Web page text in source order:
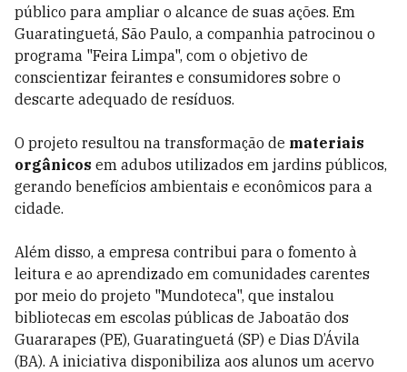
público para ampliar o alcance de suas ações. Em
Guaratinguetá, São Paulo, a companhia patrocinou o
programa "Feira Limpa", com o objetivo de
conscientizar feirantes e consumidores sobre o
descarte adequado de resíduos.
O projeto resultou na transformação de materiais
orgânicos em adubos utilizados em jardins públicos,
gerando benefícios ambientais e econômicos para a
cidade.
Além disso, a empresa contribui para o fomento à
leitura e ao aprendizado em comunidades carentes
por meio do projeto "Mundoteca", que instalou
bibliotecas em escolas públicas de Jaboatão dos
Guararapes (PE), Guaratinguetá (SP) e Dias D’Ávila
(BA). A iniciativa disponibiliza aos alunos um acervo